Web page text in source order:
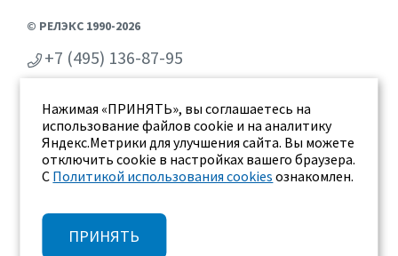
Нажимая «ПРИНЯТЬ», вы соглашаетесь на
использование файлов cookie и на аналитику
Яндекс.Метрики для улучшения сайта. Вы можете
отключить cookie в настройках вашего браузера.
С Политикой использования cookies ознакомлен.
ПРИНЯТЬ
© РЕЛЭКС 1990-2026
+7 (495) 136-87-95
г. Воронеж, ул. Бахметьева 2Б